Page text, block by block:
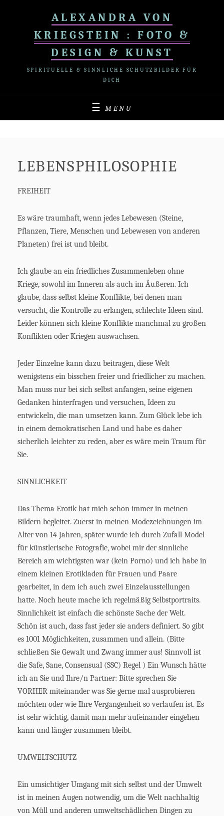
ALEXANDRA VON
KRIEGSTEIN : FOTO &
DESIGN & KUNST
SPIRITUELLE & SINNLICHE SCHUTZBILDER FÜR
DICH
MENU
LEBENSPHILOSOPHIE
FREIHEIT
Es wäre traumhaft, wenn jedes Lebewesen (Steine,
Pflanzen, Tiere, Menschen und Lebewesen von anderen
Planeten) frei ist und bleibt.
Ich glaube an ein friedliches Zusammenleben ohne
Kriege, sowohl im Inneren als auch im Äußeren. Ich
glaube, dass selbst kleine Konflikte, bei denen man
versucht, die Kontrolle zu erlangen, schlechte Ideen sind.
Leider können sich kleine Konflikte manchmal zu großen
Konflikten oder Kriegen auswachsen.
Jeder Einzelne kann dazu beitragen, diese Welt
wenigstens ein bisschen freier und friedlicher zu machen.
Man muss nur bei sich selbst anfangen, seine eigenen
Gedanken hinterfragen und versuchen, Ideen zu
entwickeln, die man umsetzen kann. Zum Glück lebe ich
in einem demokratischen Land und habe es daher
sicherlich leichter zu reden, aber es wäre mein Traum für
Sie.
SINNLICHKEIT
Das Thema Erotik hat mich schon immer in meinen
Bildern begleitet. Zuerst in meinen Modezeichnungen im
Alter von 14 Jahren, später wurde ich durch Zufall Model
für künstlerische Fotografie, wobei mir der sinnliche
Bereich am wichtigsten war (kein Porno) und ich habe in
einem kleinen Erotikladen für Frauen und Paare
gearbeitet, in dem ich auch zwei Einzelausstellungen
hatte. Noch heute mache ich regelmäßig Selbstportraits.
Sinnlichkeit ist einfach die schönste Sache der Welt.
Schön ist auch, dass fast jeder sie anders definiert. So gibt
es 1001 Möglichkeiten, zusammen und allein. (Bitte
schließen Sie Gewalt und Zwang immer aus! Sinnvoll ist
die Safe, Sane, Consensual (SSC) Regel ) Ein Wunsch hätte
ich an Sie und Ihre/n Partner: Bitte sprechen Sie
VORHER miteinander was Sie gerne mal ausprobieren
möchten oder wie Ihre Vergangenheit so verlaufen ist. Es
ist sehr wichtig, damit man mehr aufeinander eingehen
kann und länger zusammen bleibt.
UMWELTSCHUTZ
Ein umsichtiger Umgang mit sich selbst und der Umwelt
ist in meinen Augen notwendig, um die Welt nachhaltig
von Müll und anderen umweltschädlichen Dingen zu